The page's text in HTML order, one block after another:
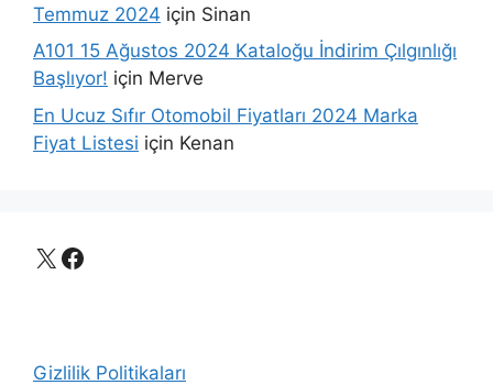
Temmuz 2024 için Sinan
A101 15 Ağustos 2024 Kataloğu İndirim Çılgınlığı
Başlıyor! için Merve
En Ucuz Sıfır Otomobil Fiyatları 2024 Marka
Fiyat Listesi için Kenan
X Facebook
Gizlilik Politikaları